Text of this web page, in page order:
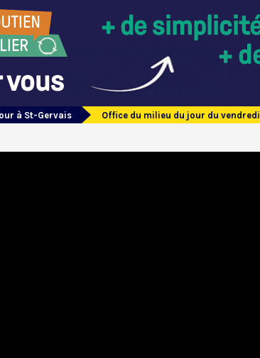
à St-Gervais Office du milieu du jour du vendredi